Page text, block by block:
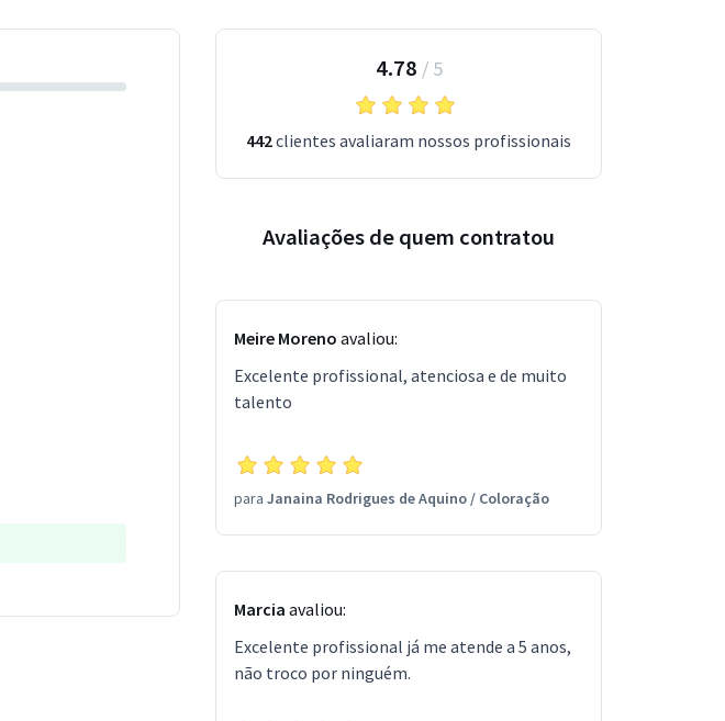
4.78 / 5
442clientes avaliaram nossos profissionais
Avaliações de quem contratou
Meire Moreno avaliou:
Excelente profissional, atenciosa e de muito
talento
para Janaina Rodrigues de Aquino/ Coloração
Marcia avaliou:
Excelente profissional já me atende a 5 anos,
não troco por ninguém.